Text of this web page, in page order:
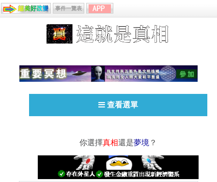
事件一覽表
查看選單
你選擇真相還是夢境 ？